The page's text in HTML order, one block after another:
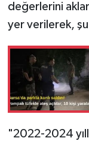
değerlerini
yer verilerek,
"2022-2024